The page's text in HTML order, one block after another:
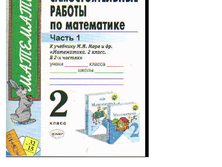
91,10р.
-40% после регистрации
Устный счет. 3 кл.: Сборник
упражнений к учеб. Моро М.И.: В 2
ч. Ч.2 (ФГОС) (2018 г.)